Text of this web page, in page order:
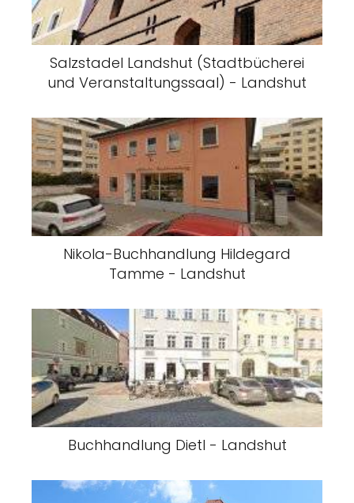
Salzstadel Landshut (Stadtbücherei
und Veranstaltungssaal) - Landshut
Nikola-Buchhandlung Hildegard
Tamme - Landshut
Buchhandlung Dietl - Landshut